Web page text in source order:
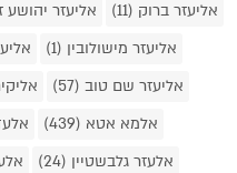
אליעזר ברוק (11)
אליעזר יהושע
אליעזר מישולובין (1)
אליעזר שם טוב (57)
אלמא אטא (439)
אלעד
אלעזר גלבשטיין (24)